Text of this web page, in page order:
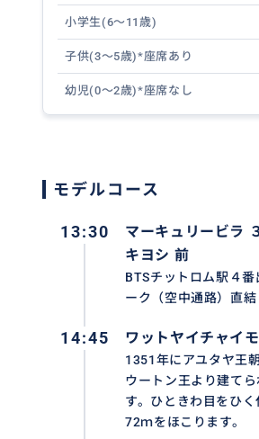
小学生(6～11歳)
子供(3～5歳)*座席あり
幼児(0～2歳)*座席なし
モデルコース
13:30
マーキュリービラ
キヨシ 前
BTSチットロム駅４
ーク（空中通路）直結
14:45 ワットヤイチャイ
1351年にアユタヤ王
ウートン王より建て
す。ひときわ目をひ
72ｍをほこります。